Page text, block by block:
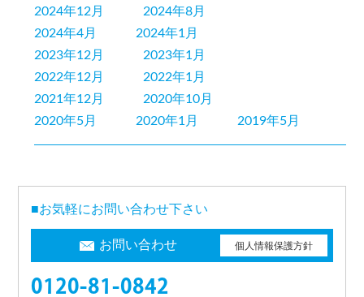
2024年12月
2024年8月
2024年4月
2024年1月
2023年12月
2023年1月
2022年12月
2022年1月
2021年12月
2020年10月
2020年5月
2020年1月 2019年5月
■お気軽にお問い合わせ下さい
お問い合わせ 個人情報保護方針
0120-81-0842